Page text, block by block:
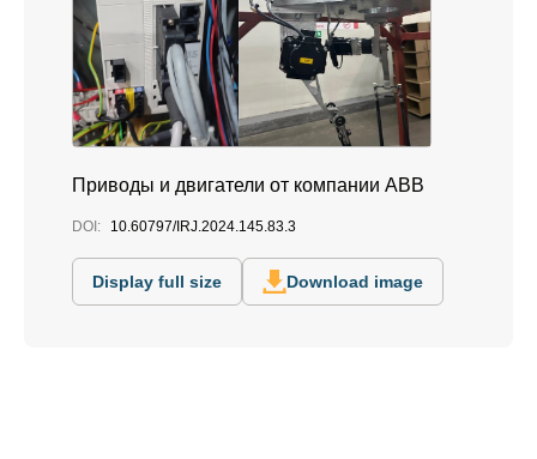
Приводы и двигатели от компании ABB
DOI: 10.60797/IRJ.2024.145.83.3
Display full size Download image